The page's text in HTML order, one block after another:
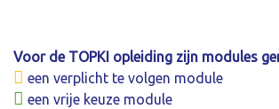
Voor de TOPKI opleiding zijn modules
een verplicht te volgen module
een vrije keuze module